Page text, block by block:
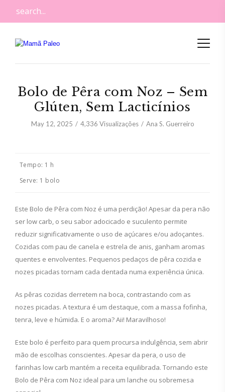
Bolo de Pêra com Noz – Sem
Glúten, Sem Lacticínios
May 12, 2025 4,336 Visualizações Ana S. Guerreiro
Tempo: 1 h
Serve: 1 bolo
Este Bolo de Pêra com Noz é uma perdição! Apesar da pera não
ser low carb, o seu sabor adocicado e suculento permite
reduzir significativamente o uso de açúcares e/ou adoçantes.
Cozidas com pau de canela e estrela de anis, ganham aromas
quentes e envolventes. Pequenos pedaços de pêra cozida e
nozes picadas tornam cada dentada numa experiência única.
As pêras cozidas derretem na boca, contrastando com as
nozes picadas. A textura é um destaque, com a massa fofinha,
tenra, leve e húmida. E o aroma? Aii! Maravilhoso!
Este bolo é perfeito para quem procursa indulgência, sem abrir
mão de escolhas conscientes. Apesar da pera, o uso de
farinhas low carb mantém a receita equilibrada. Tornando este
Bolo de Pêra com Noz ideal para um lanche ou sobremesa